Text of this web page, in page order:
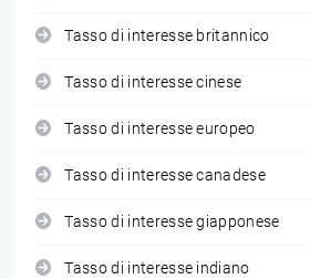
Tasso di interesse britannico
Tasso di interesse cinese
Tasso di interesse europeo
Tasso di interesse canadese
Tasso di interesse giapponese
Tasso di interesse indiano